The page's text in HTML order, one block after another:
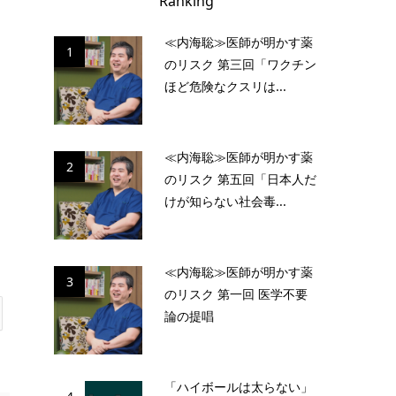
1
≪内海聡≫医師が明かす薬
のリスク 第三回「ワクチン
ほど危険なクスリは...
2
≪内海聡≫医師が明かす薬
のリスク 第五回「日本人だ
けが知らない社会毒...
3
≪内海聡≫医師が明かす薬
のリスク 第一回 医学不要
論の提唱
「ハイボールは太らない」